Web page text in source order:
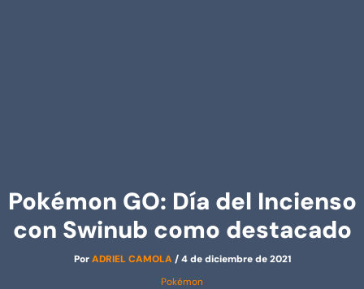
Pokémon GO: Día del Incienso
con Swinub como destacado
PorADRIEL CAMOLA/4 de diciembre de 2021
Pokémon